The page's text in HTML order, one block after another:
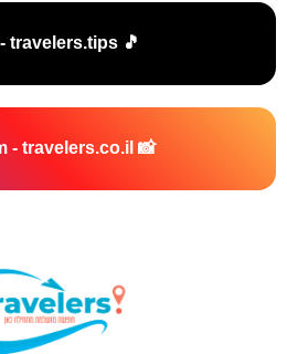
🎵 TikTok - travelers.tips
📸 Instagram - travelers.co.il